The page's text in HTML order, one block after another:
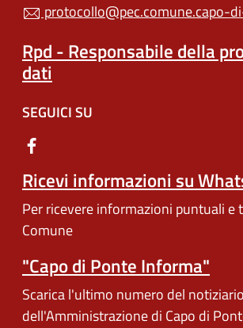
protocollo@pec.comune.capo-
Rpd - Responsabile della
dati
SEGUICI SU
Ricevi informazioni su
Per ricevere informazioni puntuali e
Comune
"Capo di Ponte Informa"
Scarica l'ultimo numero del notiziario
dell'Amministrazione di Capo di